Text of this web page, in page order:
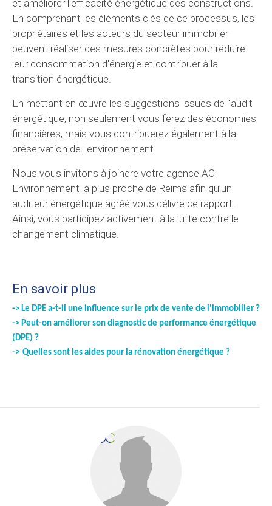
et améliorer l'efficacité énergétique des constructions.
En comprenant les éléments clés de ce processus, les
propriétaires et les acteurs du secteur immobilier
peuvent réaliser des mesures concrètes pour réduire
leur consommation d'énergie et contribuer à la
transition énergétique.
En mettant en œuvre les suggestions issues de l'audit
énergétique, non seulement vous ferez des économies
financières, mais vous contribuerez également à la
préservation de l'environnement.
Nous vous invitons à joindre votre agence AC
Environnement la plus proche de Reims afin qu’un
auditeur énergétique agréé vous délivre ce rapport.
Ainsi, vous participez activement à la lutte contre le
changement climatique.
En savoir plus
-> Le DPE a-t-il une influence sur le prix de vente de l'immobilier ?
-> Peut-on améliorer son diagnostic de performance énergétique
(DPE) ?
-> Quelles sont les aides pour la rénovation énergétique ?